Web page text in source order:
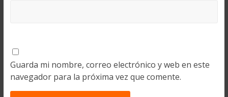
Guarda mi nombre, correo electrónico y web en este
navegador para la próxima vez que comente.